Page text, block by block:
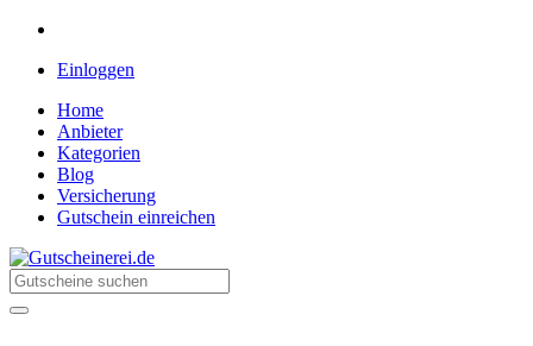
Einloggen
Home
Anbieter
Kategorien
Blog
Versicherung
Gutschein einreichen
Rabatte für jeden Einkauf